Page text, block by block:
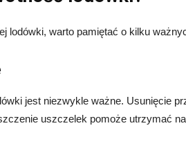
lodówki, warto pamiętać o kilku
jest niezwykle ważne. Usunięcie
uszczelek pomoże utrzymać